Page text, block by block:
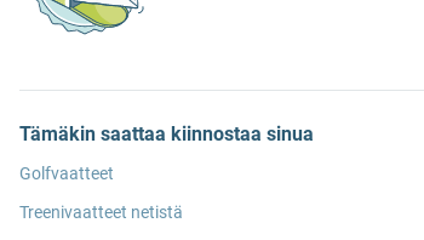
Tämäkin saattaa kiinnostaa sinua
Golfvaatteet
Treenivaatteet netistä